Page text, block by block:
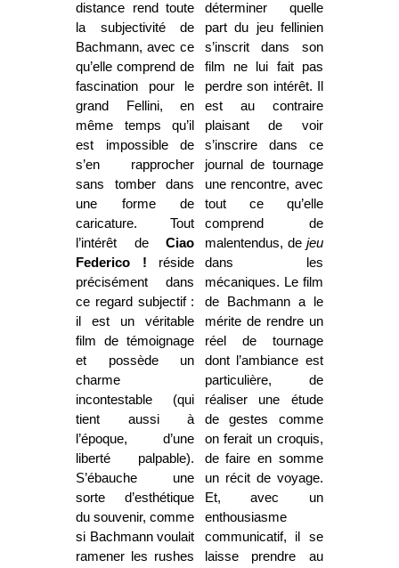
distance rend toute
la subjectivité de
Bachmann, avec ce
qu’elle comprend de
fascination pour le
grand Fellini, en
même temps qu’il
est impossible de
s’en rapprocher
sans tomber dans
une forme de
caricature. Tout
l’intérêt deCiao
Federico ! réside
précisément dans
ce regard subjectif :
il est un véritable
film de témoignage
et possède un
charme
incontestable (qui
tient aussi à
l’époque, d’une
liberté palpable).
S’ébauche une
sorte d’esthétique
du souvenir, comme
si Bachmann voulait
ramener les rushes
déterminer quelle
part du jeu fellinien
s’inscrit dans son
film ne lui fait pas
perdre son intérêt. Il
est au contraire
plaisant de voir
s’inscrire dans ce
journal de tournage
une rencontre, avec
tout ce qu’elle
comprend de
malentendus, de jeu
dans les
mécaniques. Le film
de Bachmann a le
mérite de rendre un
réel de tournage
dont l’ambiance est
particulière, de
réaliser une étude
de gestes comme
on ferait un croquis,
de faire en somme
un récit de voyage.
Et, avec un
enthousiasme
communicatif, il se
laisse prendre au